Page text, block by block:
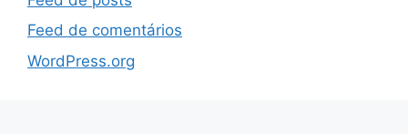
Feed de comentários
WordPress.org